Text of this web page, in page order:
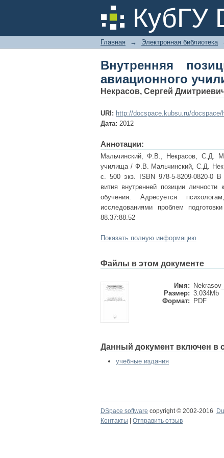
КубГУ
Внутренняя
Главная → Электронная библиотека
Внутренняя
авиационного
Некрасов, Сергей
URI: http://docspace.kubsu.ru/docspace/
Дата: 2012
Аннотации:
Мальчинский, Ф.В., Некрасов, С.Д.
училища / Ф.В. Мальчинский, С.Д.
с. 500 экз. ISBN 978-5-8209-0820-0 В
вития внутренней позиции
обучения. Адресуется
исследованиями проблем
88.37:88.52
Показать полную информацию
Файлы в этом документе
Имя:
Размер: 3.034Mb
Формат:
PDF
Данный документ включен в
учебные издания
DSpace software copyright © 2002-2016
Контакты
Отправить отзыв